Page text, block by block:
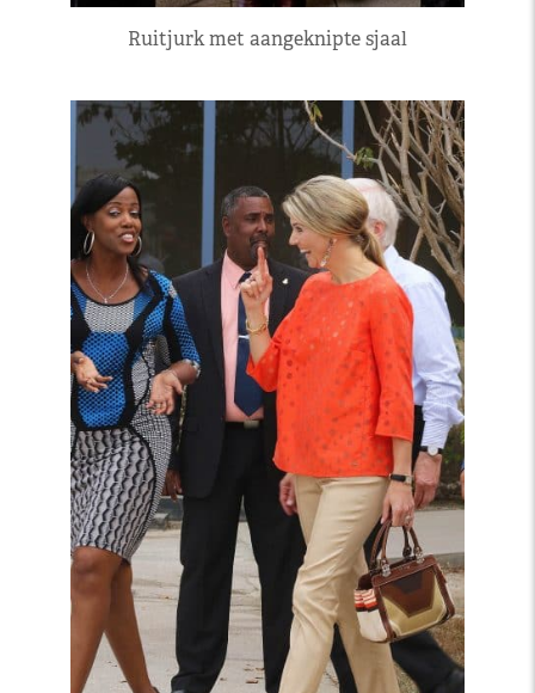
Ruitjurk met aangeknipte sjaal